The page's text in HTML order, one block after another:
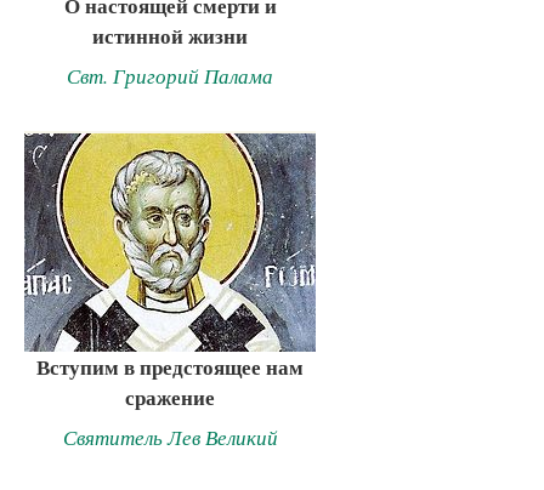
истинной жизни
Свт. Григорий Палама
Вступим в предстоящее нам
сражение
Святитель Лев Великий